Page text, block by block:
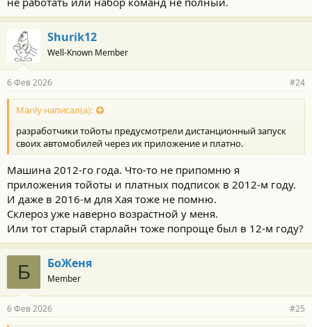
Shurik12
Well-Known Member
6 Фев 2026 #24
Marily написал(а):
разработчики тойоты предусмотрели дистанционный запуск
своих автомобилей через их приложение и платно.
Машина 2012-го года. Что-то не припомню я
приложения тойоты и платных подписок в 2012-м году.
И даже в 2016-м для Хая тоже не помню.
Склероз уже наверно возрастной у меня.
Или тот старый старлайн тоже попроще был в 12-м году?
Б БоЖеня
Member
6 Фев 2026 #25